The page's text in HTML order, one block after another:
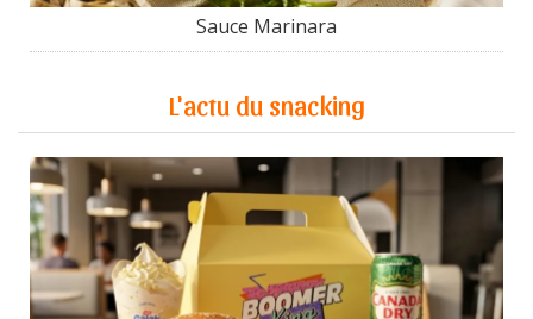
Sauce Marinara
L'actu du snacking